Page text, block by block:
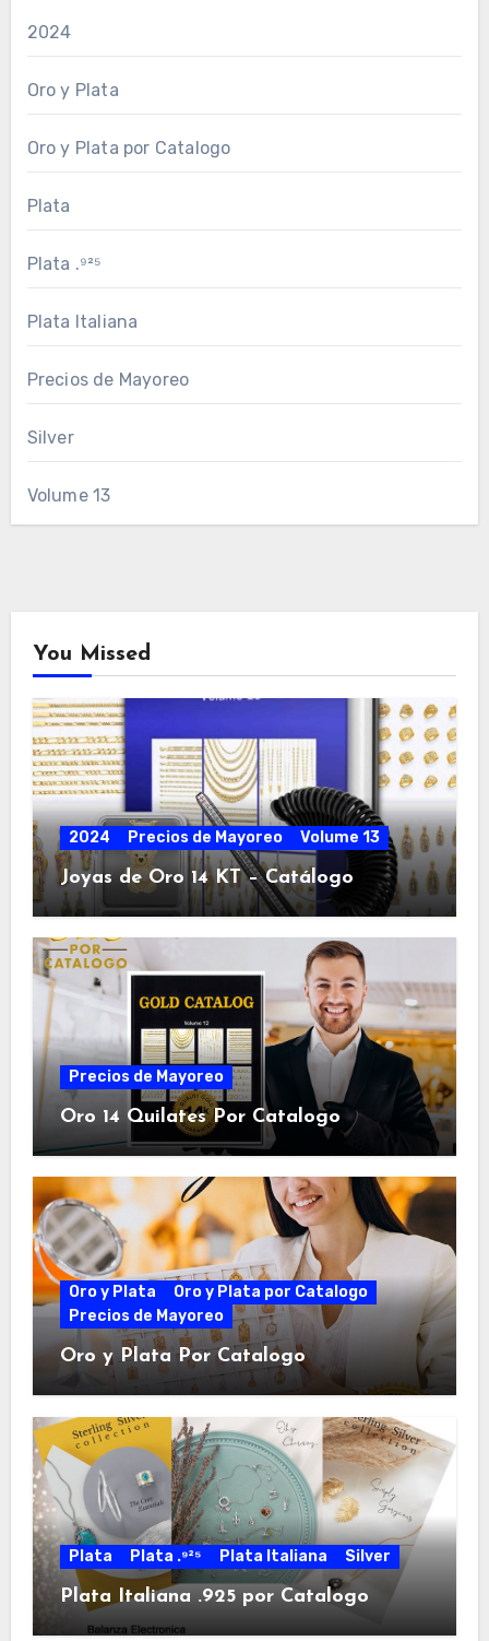
2024
Oro y Plata
Oro y Plata por Catalogo
Plata
Plata .⁹²⁵
Plata Italiana
Precios de Mayoreo
Silver
Volume 13
You Missed
2024 Precios de Mayoreo Volume 13
Joyas de Oro 14 KT – Catálogo
Precios de Mayoreo
Oro 14 Quilates Por Catalogo
Oro y Plata
Oro y Plata por Catalogo
Precios de Mayoreo
Oro y Plata Por Catalogo
Plata Plata .⁹²⁵ Plata Italiana Silver
Plata Italiana .925 por Catalogo